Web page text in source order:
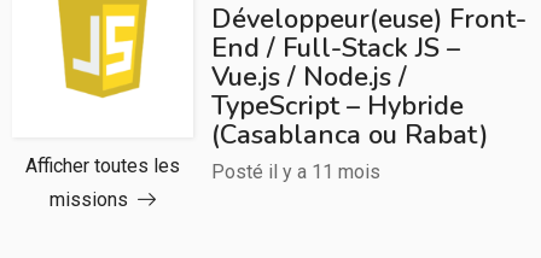
Afficher toutes les
missions
Développeur(euse) Front-
End / Full-Stack JS –
Vue.js / Node.js /
TypeScript – Hybride
(Casablanca ou Rabat)
Posté il y a 11 mois